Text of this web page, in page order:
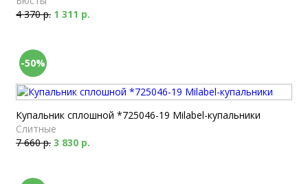
4 370 р. 1 311 р.
-50%
Купальник сплошной *725046-19 Milabel-купальники
Слитные
7 660 р. 3 830 р.